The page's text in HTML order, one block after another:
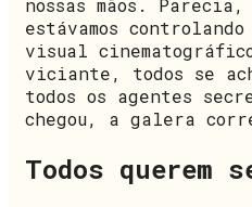
nossas mãos.
estávamos
visual
viciante, todos se
todos os agentes
chegou, a galera
Todos querem